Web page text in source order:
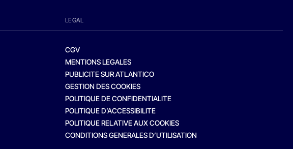
LEGAL
CGV
MENTIONS LEGALES
PUBLICITE SUR ATLANTICO
GESTION DES COOKIES
POLITIQUE DE CONFIDENTIALITE
POLITIQUE D’ACCESSIBILITE
POLITIQUE RELATIVE AUX COOKIES
CONDITIONS GENERALES D’UTILISATION